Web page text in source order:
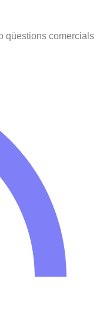
qüestions comercials